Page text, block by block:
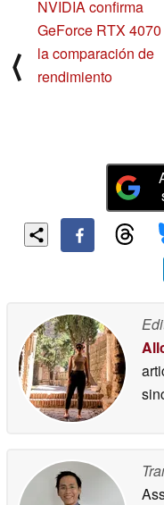
⟨
NVIDIA confirma
GeForce RTX
la comparación de
rendimiento